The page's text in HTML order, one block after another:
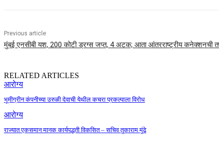
Previous article
मुंबई एनसीबी यश, 200 कोटी ड्रग्स जप्त, 4 अटक; आता आंतरराष्ट्रीय कनेक्शनची
RELATED ARTICLES
आरोग्य
भूमीग्रीन कंपनीच्या उरुळी देवाची येथील कचरा प्रकल्पाला विरोध
आरोग्य
राज्यात एकसमान मानक कार्यपद्धती विकसित – सचिव तुकाराम मुंढे